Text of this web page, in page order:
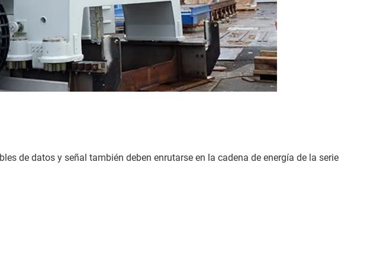
de datos y señal también deben enrutarse en la cadena de energía de la serie